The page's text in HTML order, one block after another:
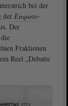
bei der
der Enquete-
Der
Fraktionen
Reel „Debatte